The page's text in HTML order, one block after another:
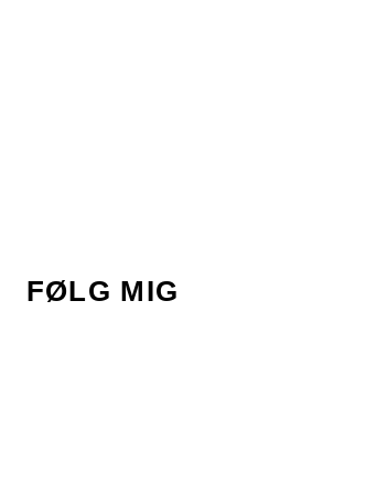
FØLG MIG